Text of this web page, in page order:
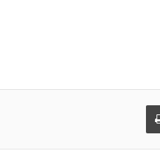
طباعة